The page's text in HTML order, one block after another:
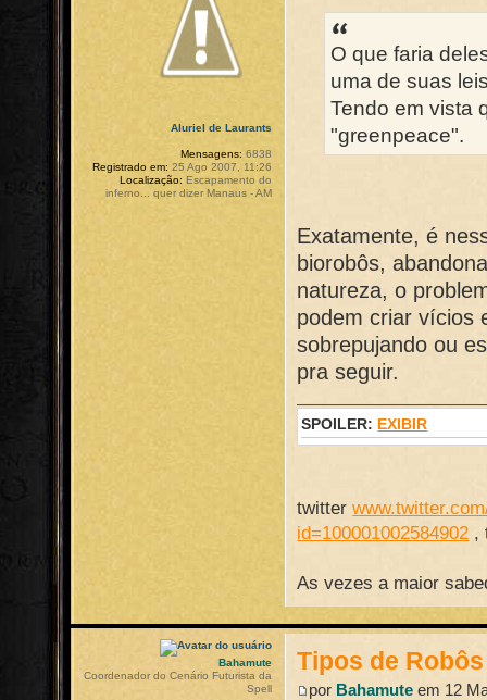
O que faria
uma de suas
Tendo em vista
"greenpeace".
Exatamente, é
biorobôs,
natureza, o
podem criar vícios
sobrepujando ou
pra seguir.
SPOILER: EXIBIR
twitter
id=100001002584902 ,
As vezes a maior
Aluriel de Laurants
Mensagens: 6838
Registrado em: 25 Ago 2007, 11:26
Localização: Escapamento do
inferno... quer dizer Manaus - AM
Tipos de Robôs
por Bahamute em 12
Bahamute
Coordenador do Cenário Futurista da
Spell